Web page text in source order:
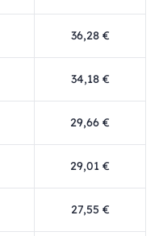
36,28 €
34,18 €
29,66 €
29,01 €
27,55 €